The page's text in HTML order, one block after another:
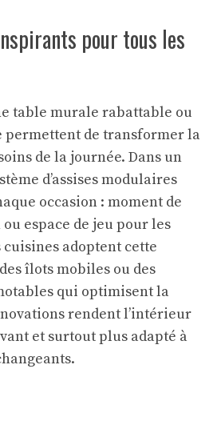
pour tous les
table murale rabattable ou
permettent de transformer la
de la journée. Dans un
d’assises modulaires
occasion : moment de
espace de jeu pour les
adoptent cette
îlots mobiles ou des
qui optimisent la
rendent l’intérieur
et surtout plus adapté à